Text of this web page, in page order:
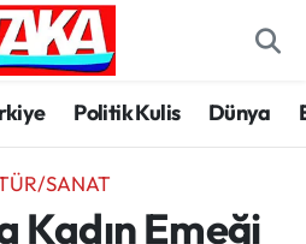
Politik Kulis Dünya
SANAT
Kadın Emeği
Haritası